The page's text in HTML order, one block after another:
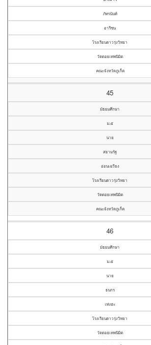
ภัทรนันท์
อารีชน
โรงเรียนดาวรุ่งวิทยา
วัดดอยเทพนิมิต
คณะจังหวัดภูเก็ต
45
มัธยมศึกษา
ม.๕
นาย
สยามรัฐ
อ่อนเฉวียง
โรงเรียนดาวรุ่งวิทยา
วัดดอยเทพนิมิต
คณะจังหวัดภูเก็ต
46
มัธยมศึกษา
ม.๕
นาย
ธนกร
เท่งฮะ
โรงเรียนดาวรุ่งวิทยา
วัดดอยเทพนิมิต